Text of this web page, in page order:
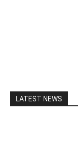
LATEST NEWS